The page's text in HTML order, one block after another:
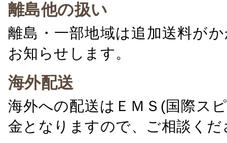
離島他の扱い
離島・一部地域は追加送料が
お知らせします。
海外配送
海外への配送はＥＭＳ(国際ス
金となりますので、ご相談くだ